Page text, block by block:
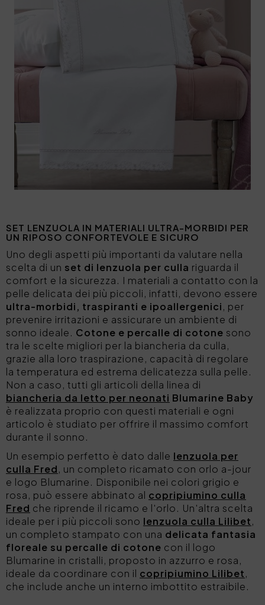
SET LENZUOLA IN MATERIALI ULTRA-MORBIDI PER
UN RIPOSO CONFORTEVOLE E SICURO
Uno degli aspetti più importanti da valutare nella
scelta di un set di lenzuola per culla riguarda il
comfort e la sicurezza. I materiali a contatto con la
pelle delicata dei più piccoli, infatti, devono essere
ultra-morbidi, traspiranti e ipoallergenici, per
prevenire irritazioni e assicurare un ambiente di
sonno ideale. Cotone e percalle di cotone sono
tra le scelte migliori per la biancheria da culla,
grazie alla loro traspirazione, capacità di regolare
la temperatura ed estrema delicatezza sulla pelle.
Non a caso, tutti gli articoli della linea di
biancheria da letto per neonati Blumarine Baby
è realizzata proprio con questi materiali e ogni
articolo è studiato per offrire il massimo comfort
durante il sonno.
Un esempio perfetto è dato dalle lenzuola per
culla Fred, un completo ricamato con orlo a-jour
e logo Blumarine. Disponibile nei colori grigio e
rosa, può essere abbinato al copripiumino culla
Fred che riprende il ricamo e l'orlo. Un'altra scelta
ideale per i più piccoli sono lenzuola culla Lilibet,
un completo stampato con una delicata fantasia
floreale su percalle di cotone con il logo
Blumarine in cristalli, proposto in azzurro e rosa,
ideale da coordinare con il copripiumino Lilibet,
che include anche un interno imbottito estraibile.